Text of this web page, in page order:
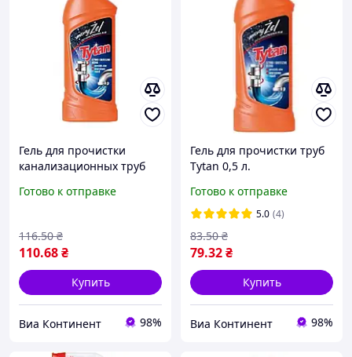
Гель для прочистки
канализационных труб
Готово к отправке
110.68₴
116.50 ₴
Купить
Виа Континент 98%
Гель для прочистки труб
Tytan 0,5 л.
Готово к отправке
5.0 (4)
79.32₴
83.50 ₴
Купить
Виа Континент 98%